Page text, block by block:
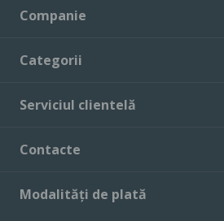
Companie
Categorii
Serviciul clientelă
Contacte
Modalități de plată